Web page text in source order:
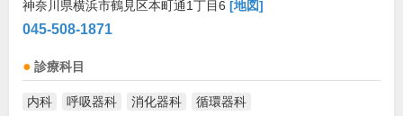
神奈川県横浜市鶴見区本町通1丁目6 [地図]
045-508-1871
診療科目
内科 呼吸器科 消化器科 循環器科